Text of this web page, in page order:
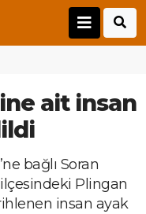
ait insan
bağlı Soran
ilçesindeki Plingan
insan ayak